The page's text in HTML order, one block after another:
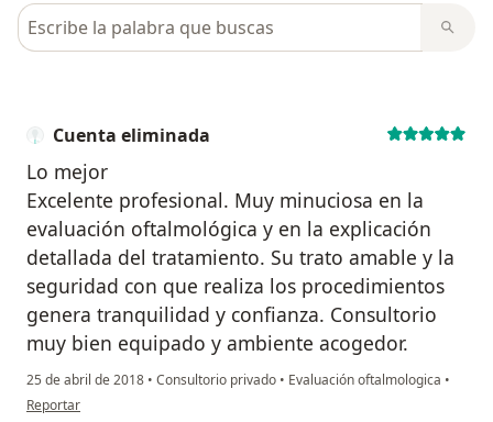
Busca en opiniones
Cuenta eliminada
Lo mejor
Excelente profesional. Muy minuciosa en la
evaluación oftalmológica y en la explicación
detallada del tratamiento. Su trato amable y la
seguridad con que realiza los procedimientos
genera tranquilidad y confianza. Consultorio
muy bien equipado y ambiente acogedor.
25 de abril de 2018 • Consultorio privado • Evaluación oftalmologica •
en opinión del usuario Cuenta eliminada
Reportar